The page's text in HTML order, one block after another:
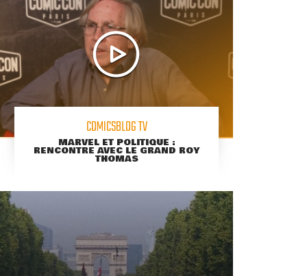
COMICSBLOG TV
MARVEL ET POLITIQUE :
RENCONTRE AVEC LE GRAND ROY
THOMAS